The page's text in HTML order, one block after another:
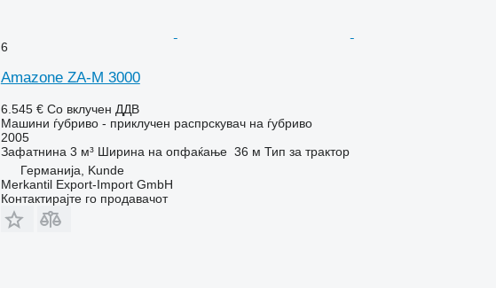
6
Amazone ZA-M 3000
6.545 € Со вклучен ДДВ
Машини ѓубриво - приклучен распрскувач на ѓубриво
2005
Зафатнина 3 м³ Ширина на опфаќање 36 м Тип за трактор
Германија, Kunde
Merkantil Export-Import GmbH
Контактирајте го продавачот